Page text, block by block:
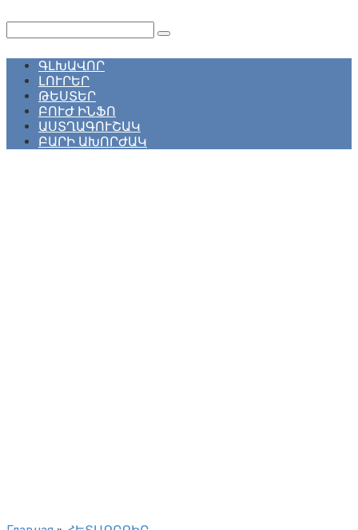
контенту
ԳԼԽԱՎՈՐ
ԼՈՒՐԵՐ
ԹԵՍՏԵՐ
ԲՈՒԺ ԻՆՖՈ
ԱՍՏՂԱԳՈՒՇԱԿ
ԲԱՐԻ ԱԽՈՐԺԱԿ